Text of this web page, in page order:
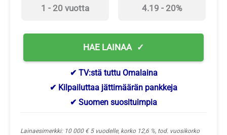
1 - 20 vuotta 4.19 - 20%
HAE LAINAA
✔ TV:stä tuttu Omalaina
✔ Kilpailuttaa jättimäärän pankkeja
✔ Suomen suosituimpia
Lainaesimerkki: 10 000 € 5 vuodelle, korko 12,6 %, tod. vuosikorko